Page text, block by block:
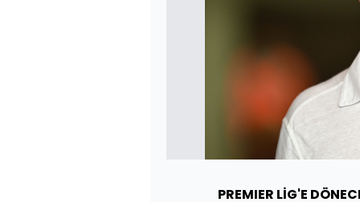
PREMIER LİG'E